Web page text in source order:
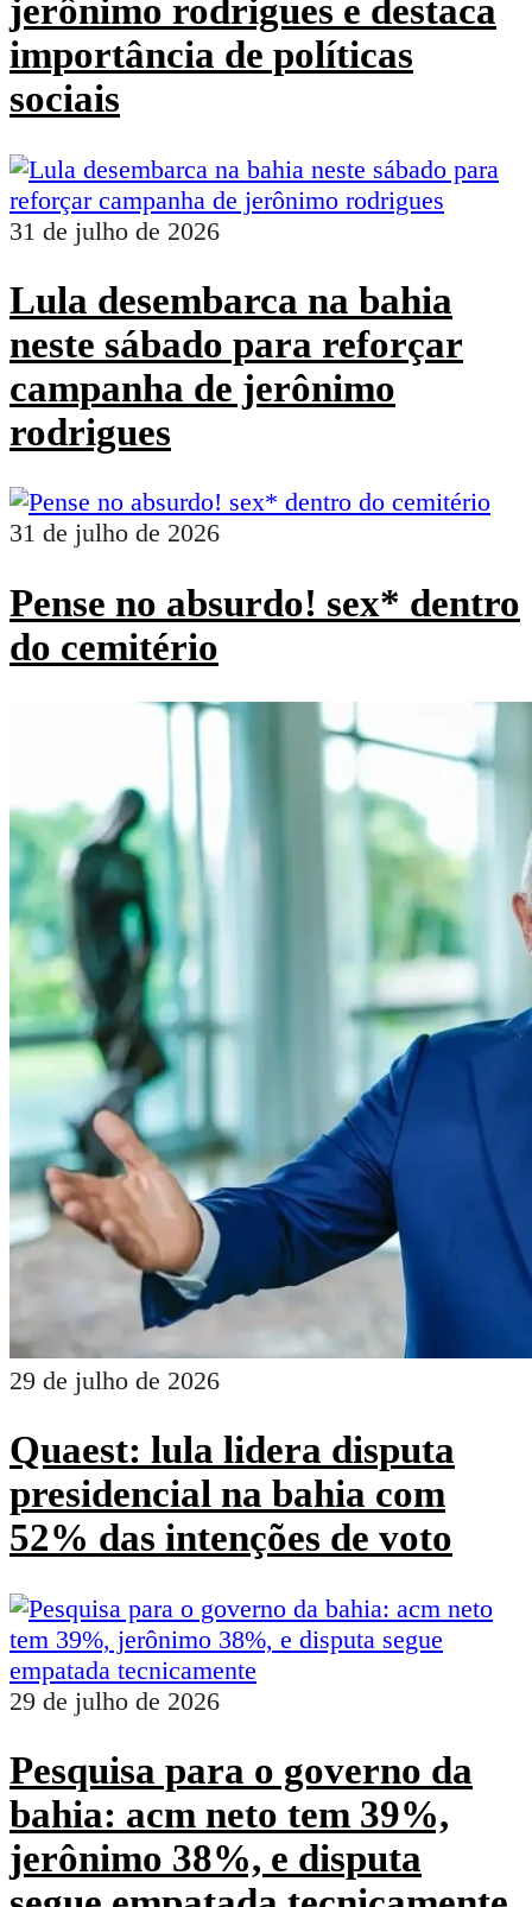
jerônimo rodrigues e destaca
importância de políticas
sociais
31 de julho de 2026
Lula desembarca na bahia
neste sábado para reforçar
campanha de jerônimo
rodrigues
31 de julho de 2026
Pense no absurdo! sex* dentro
do cemitério
29 de julho de 2026
Quaest: lula lidera disputa
presidencial na bahia com
52% das intenções de voto
29 de julho de 2026
Pesquisa para o governo da
bahia: acm neto tem 39%,
jerônimo 38%, e disputa